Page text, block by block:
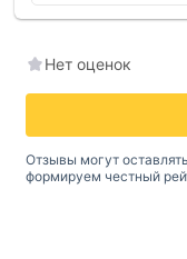
Нет оценок
Отзывы могут
формируем честный